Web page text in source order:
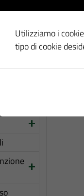
Utilizziamo i
tipo di cookie